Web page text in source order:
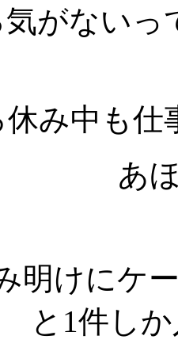
気がない
み中も仕
あ
明けにケ
と1件し